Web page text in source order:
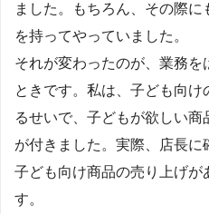
ました。もちろん、その際
を持ってやっていました。
それが変わったのが、業務を
ときです。私は、子ども向
るせいで、子どもが欲しい
が付きました。実際、店長
子ども向け商品の売り上げ
す。